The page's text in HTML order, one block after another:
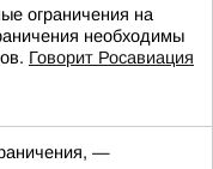
ограничения на
необходимы
Говорит Росавиация
—